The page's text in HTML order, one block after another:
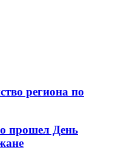
региона по
прошел День